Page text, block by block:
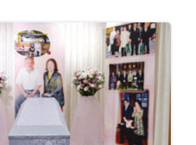
して福祉のお仕事に長く従事
っている人を見かけると、知
に声をかける朗らかでお優し
ら自然と慕われる存在でし